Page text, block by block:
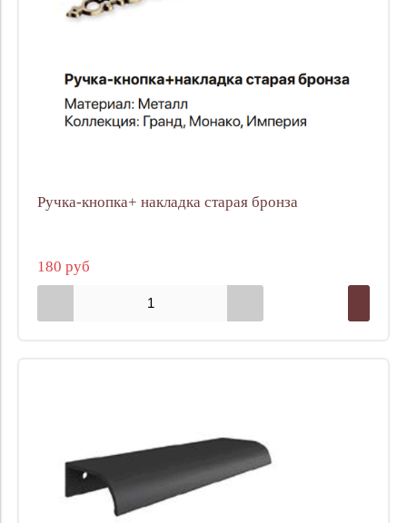
Ручка-кнопка+ накладка старая бронза
180 руб